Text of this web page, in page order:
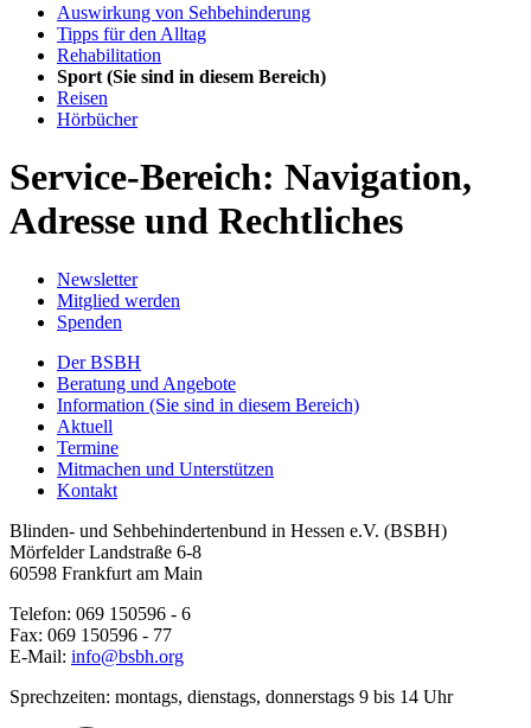
Auswirkung von Sehbehinderung
Tipps für den Alltag
Rehabilitation
Sport (Sie sind in diesem Bereich)
Reisen
Hörbücher
Service-Bereich: Navigation,
Adresse und Rechtliches
Newsletter
Mitglied werden
Spenden
Der BSBH
Beratung und Angebote
Information (Sie sind in diesem Bereich)
Aktuell
Termine
Mitmachen und Unterstützen
Kontakt
Blinden- und Sehbehindertenbund in Hessen e.V. (BSBH)
Mörfelder Landstraße 6-8
60598 Frankfurt am Main
Telefon: 069 150596 - 6
Fax: 069 150596 - 77
E-Mail: info@bsbh.org
Sprechzeiten: montags, dienstags, donnerstags 9 bis 14 Uhr